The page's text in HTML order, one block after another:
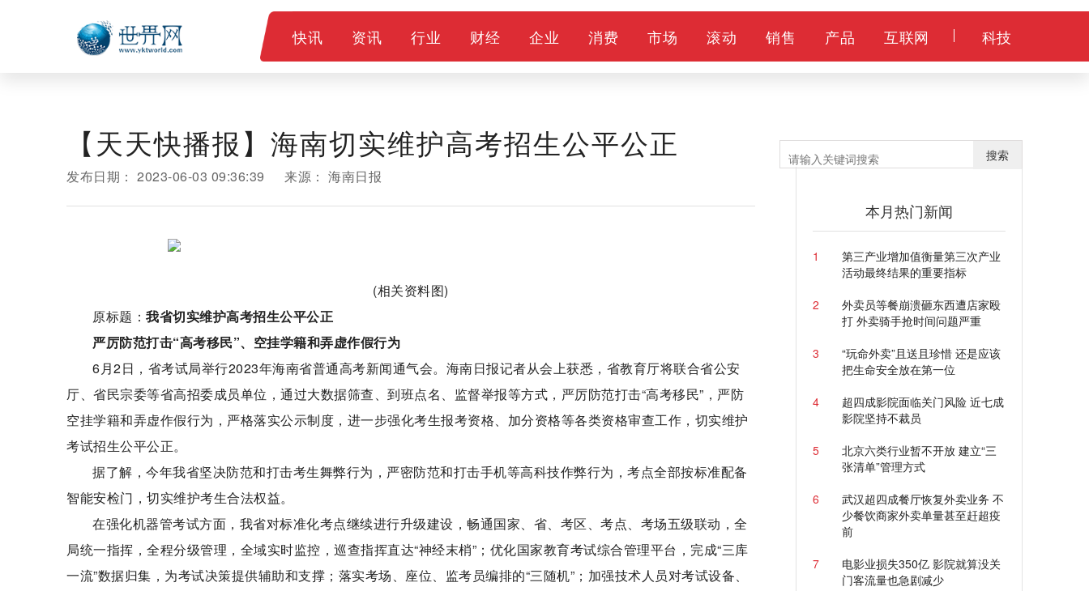
快讯 资讯 行业 财经 企业 消费 市场 滚动 销售 产品 互联网 科技
【天天快播报】海南切实维护高考招生公平公正
发布日期： 2023-06-03 09:36:39 来源： 海南日报
(相关资料图)
原标题： 我省切实维护高考招生公平公正
严厉防范打击“高考移民”、空挂学籍和弄虚作假行为
6月2日，省考试局举行2023年海南省普通高考新闻通气会。海南日报记者从会上获悉，省教育厅将联合省公安
厅、省民宗委等省高招委成员单位，通过大数据筛查、到班点名、监督举报等方式，严厉防范打击“高考移民”，严防
空挂学籍和弄虚作假行为，严格落实公示制度，进一步强化考生报考资格、加分资格等各类资格审查工作，切实维护
考试招生公平公正。
据了解，今年我省坚决防范和打击考生舞弊行为，严密防范和打击手机等高科技作弊行为，考点全部按标准配备
智能安检门，切实维护考生合法权益。
在强化机器管考试方面，我省对标准化考点继续进行升级建设，畅通国家、省、考区、考点、考场五级联动，全
局统一指挥，全程分级管理，全域实时监控，巡查指挥直达“神经末梢”；优化国家教育考试综合管理平台，完成“三库
一流”数据归集，为考试决策提供辅助和支撑；落实考场、座位、监考员编排的“三随机”；加强技术人员对考试设备、
搜索
本月热门新闻
1
第三产业增加值衡量第三次产业
活动最终结果的重要指标
2
外卖员等餐崩溃砸东西遭店家殴
打 外卖骑手抢时间问题严重
3
“玩命外卖”且送且珍惜 还是应该
把生命安全放在第一位
4
超四成影院面临关门风险 近七成
影院坚持不裁员
5
北京六类行业暂不开放 建立“三
张清单”管理方式
6
武汉超四成餐厅恢复外卖业务 不
少餐饮商家外卖单量甚至赶超疫
前
7
电影业损失350亿 影院就算没关
门客流量也急剧减少